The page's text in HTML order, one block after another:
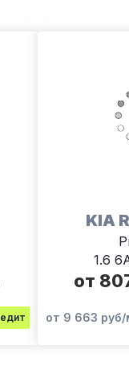
KIA
1.6
от
от 9 663 руб/